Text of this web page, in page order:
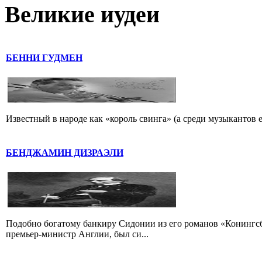
Великие иудеи
БЕННИ ГУДМЕН
Известный в народе как «король свинга» (а среди
БЕНДЖАМИН ДИЗРАЭЛИ
Подобно богатому банкиру Сидонии из его романов
премьер-министр Англии, был си...